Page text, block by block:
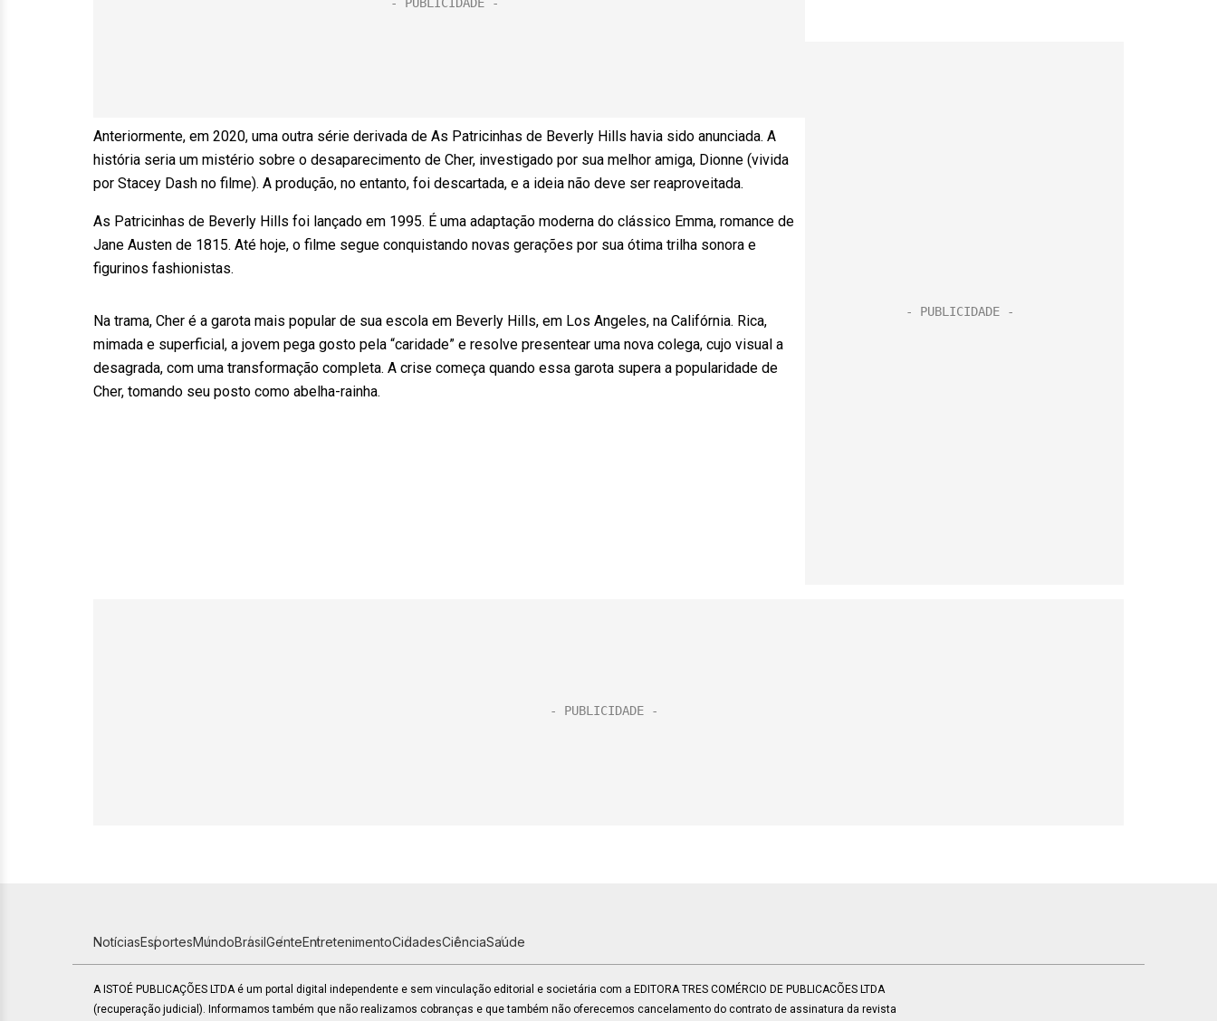
Anteriormente, em 2020, uma outra série derivada de As Patricinhas de Beverly Hills havia sido anunciada. A
história seria um mistério sobre o desaparecimento de Cher, investigado por sua melhor amiga, Dionne (vivida
por Stacey Dash no filme). A produção, no entanto, foi descartada, e a ideia não deve ser reaproveitada.
As Patricinhas de Beverly Hills foi lançado em 1995. É uma adaptação moderna do clássico Emma, romance de
Jane Austen de 1815. Até hoje, o filme segue conquistando novas gerações por sua ótima trilha sonora e
figurinos fashionistas.
Na trama, Cher é a garota mais popular de sua escola em Beverly Hills, em Los Angeles, na Califórnia. Rica,
mimada e superficial, a jovem pega gosto pela “caridade” e resolve presentear uma nova colega, cujo visual a
desagrada, com uma transformação completa. A crise começa quando essa garota supera a popularidade de
Cher, tomando seu posto como abelha-rainha.
NotíciasEsportesMundoBrasilGenteEntretenimentoCidadesCiênciaSaúde
A ISTOÉ PUBLICAÇÕES LTDA é um portal digital independente e sem vinculação editorial e societária com a EDITORA TRES COMÉRCIO DE PUBLICACÕES LTDA
(recuperação judicial). Informamos também que não realizamos cobranças e que também não oferecemos cancelamento do contrato de assinatura da revista